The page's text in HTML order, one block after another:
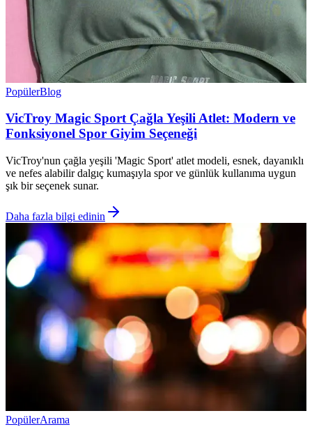
PopülerBlog
VicTroy Magic Sport Çağla Yeşili Atlet: Modern ve
Fonksiyonel Spor Giyim Seçeneği
VicTroy'nun çağla yeşili 'Magic Sport' atlet modeli, esnek, dayanıklı
ve nefes alabilir dalgıç kumaşıyla spor ve günlük kullanıma uygun
şık bir seçenek sunar.
Daha fazla bilgi edinin
PopülerArama